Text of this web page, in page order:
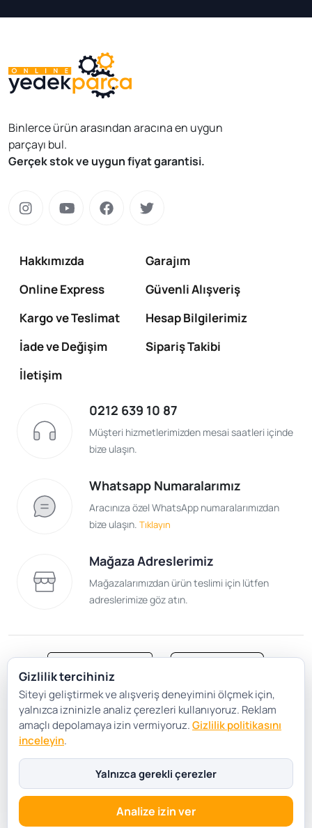
Binlerce ürün arasından aracına en uygun
parçayı bul.
Gerçek stok ve uygun fiyat garantisi.
Hakkımızda
Garajım
Online Express
Güvenli Alışveriş
Kargo ve Teslimat
Hesap Bilgilerimiz
İade ve Değişim
Sipariş Takibi
İletişim
0212 639 10 87
Müşteri hizmetlerimizden mesai saatleri içinde
bize ulaşın.
Whatsapp Numaralarımız
Aracınıza özel WhatsApp numaralarımızdan
bize ulaşın. Tıklayın
Mağaza Adreslerimiz
Mağazalarımızdan ürün teslimi için lütfen
adreslerimize göz atın.
Satış Sözleşmesi
Gizlilik ve Güvenlik
Gizlilik Politikası
Çerez Tercihleri
Gizlilik tercihiniz
Siteyi geliştirmek ve alışveriş deneyimini ölçmek için,
yalnızca izninizle analiz çerezleri kullanıyoruz. Reklam
amaçlı depolamaya izin vermiyoruz.Gizlilik politikasını
inceleyin.
Yalnızca gerekli çerezler
Analize izin ver